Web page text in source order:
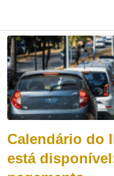
Calendário do
está